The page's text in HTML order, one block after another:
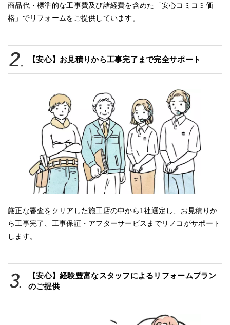
商品代・標準的な工事費及び諸経費を含めた「安心コミコミ価
格」でリフォームをご提供しています。
【安心】お見積りから工事完了まで完全サポート
厳正な審査をクリアした施工店の中から1社選定し、お見積りか
ら工事完了、工事保証・アフターサービスまでリノコがサポート
します。
【安心】経験豊富なスタッフによるリフォームプラン
のご提供